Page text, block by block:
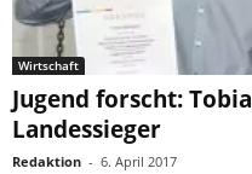
Wirtschaft
Jugend forscht:
Landessieger
Redaktion - 6. April 2017